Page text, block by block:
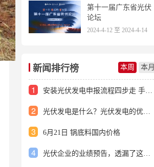
第十一届广东省光伏
论坛
2024-4-12 至 2024-4-14
新闻排行榜 本周 本月
1 安装光伏发电申报流程四步走 手把手教你装起光伏电站
2 光伏发电是什么？光伏发电的优缺点有哪些？
3 6月21日 锅底料国内价格
4 光伏企业的业绩预告，透漏了这些信号